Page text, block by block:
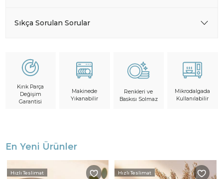
Sıkça Sorulan Sorular
Kırık Parça
Değişim
Garantisi
Makinede
Yıkanabilir
Renkleri ve
Baskısı Solmaz
Mikrodalgada
Kullanılabilir
En Yeni Ürünler
Hızlı Teslimat Hızlı Teslimat